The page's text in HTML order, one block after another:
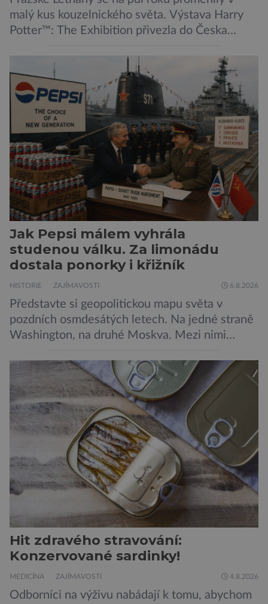
malý kus kouzelnického světa. Výstava Harry
Potter™: The Exhibition přivezla do Česka
Bradavice, Hagridovu chýši i učebny, ve
kterých si můžete zkusit kouzla na vlastní kůži.
Nechte tedy mudlovské starosti přede dveřmi.
Neplecha byla zahájena. Dopis z Bradavic
možná stále nepřišel, ale […]
Jak Pepsi málem vyhrála
studenou válku. Za limonádu
dostala ponorky i křižník
HISTORIE ZAJÍMAVOSTI 6.8.2026
Představte si geopolitickou mapu světa v
pozdních osmdesátých letech. Na jedné straně
Washington, na druhé Moskva. Mezi nimi
padesátkrát dokola, železná opona a miliony
vojáků v permanentní pohotovosti. A pak je tu
Donald Kendall, generální ředitel společnosti
PepsiCo, který se v květnu roku 1989 stává
admirálem flotily, jež čítá sedmnáct […]
Hit zdravého stravování:
Konzervované sardinky!
MEDICÍNA ZAJÍMAVOSTI 4.8.2026
Odborníci na výživu nabádají k tomu, abychom